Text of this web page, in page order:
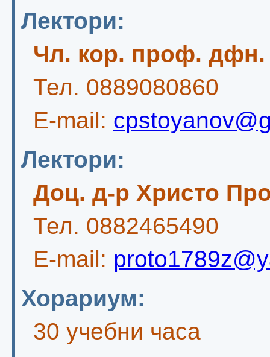
Лектори:
Чл. кор. проф. дфн.
Тел. 0889080860
E-mail:
Лектори:
Доц. д-р Христо
Тел. 0882465490
E-mail:
Хорариум:
30 учебни часа